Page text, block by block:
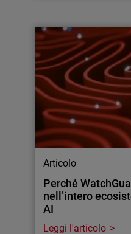
Articolo
Perché
nell’intero
AI
Leggi l'articolo